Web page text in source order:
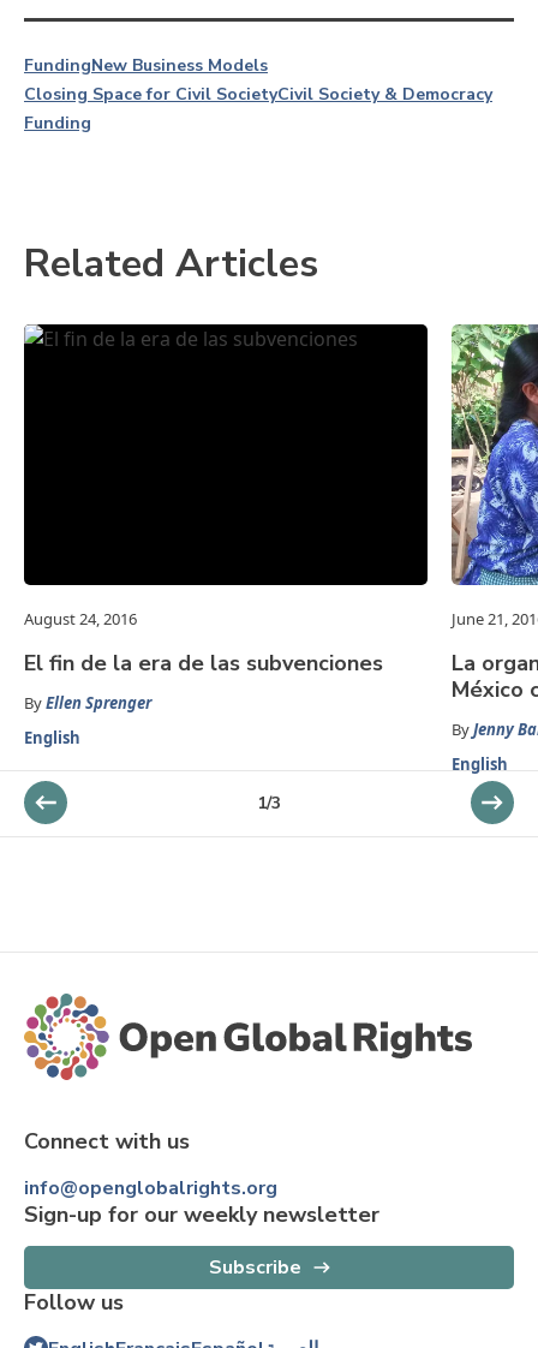
FundingNew Business Models
Closing Space for Civil SocietyCivil Society & Democracy
Funding
Related Articles
August 24, 2016
El fin de la era de las subvenciones
ByEllen Sprenger
English
June 21,
La
México
ByJenny
English
1/3
Connect with us
info@openglobalrights.org
Sign-up for our weekly newsletter
Subscribe
Follow us